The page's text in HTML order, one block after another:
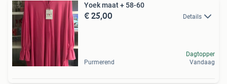
Yoek maat + 58-60
€ 25,00 Details
Purmerend
Dagtopper
Vandaag